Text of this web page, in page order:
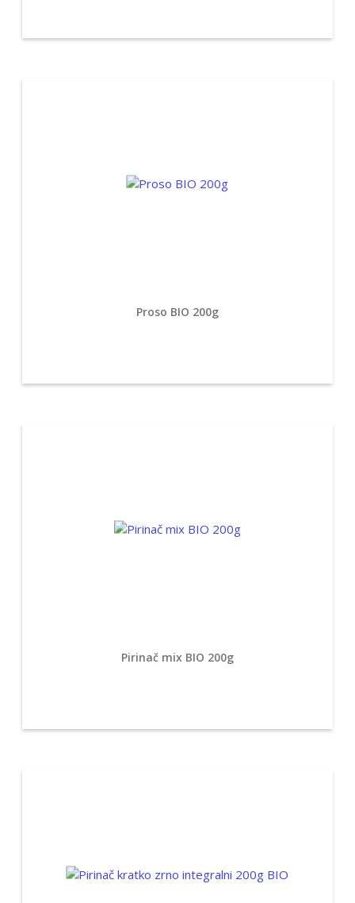
Proso BIO 200g
Pirinač mix BIO 200g